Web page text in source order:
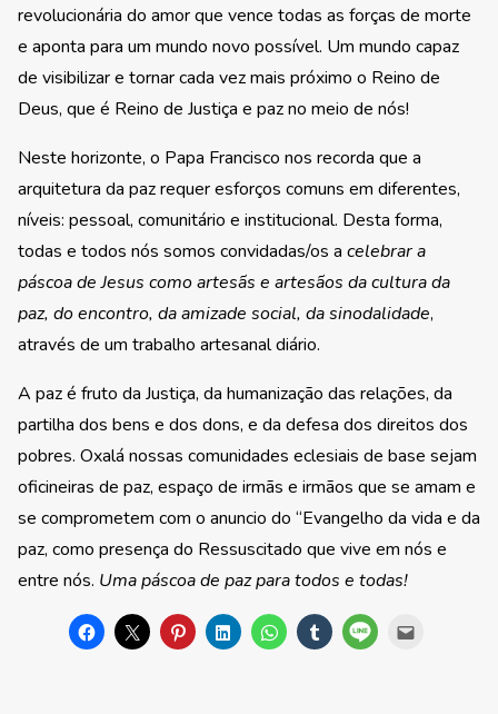
revolucionária do amor que vence todas as forças de morte
e aponta para um mundo novo possível. Um mundo capaz
de visibilizar e tornar cada vez mais próximo o Reino de
Deus, que é Reino de Justiça e paz no meio de nós!
Neste horizonte, o Papa Francisco nos recorda que a
arquitetura da paz requer esforços comuns em diferentes,
níveis: pessoal, comunitário e institucional. Desta forma,
todas e todos nós somos convidadas/os a celebrar a
páscoa de Jesus como artesãs e artesãos da cultura da
paz, do encontro, da amizade social, da sinodalidade,
através de um trabalho artesanal diário.
A paz é fruto da Justiça, da humanização das relações, da
partilha dos bens e dos dons, e da defesa dos direitos dos
pobres. Oxalá nossas comunidades eclesiais de base sejam
oficineiras de paz, espaço de irmãs e irmãos que se amam e
se comprometem com o anuncio do “Evangelho da vida e da
paz, como presença do Ressuscitado que vive em nós e
entre nós. Uma páscoa de paz para todos e todas!